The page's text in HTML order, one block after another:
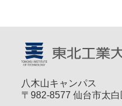
八木山キャンパス
〒982-8577 仙台市太